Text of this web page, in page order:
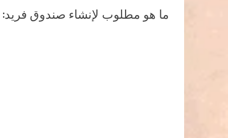
ما هو مطلوب لإنشاء صندوق فريد: